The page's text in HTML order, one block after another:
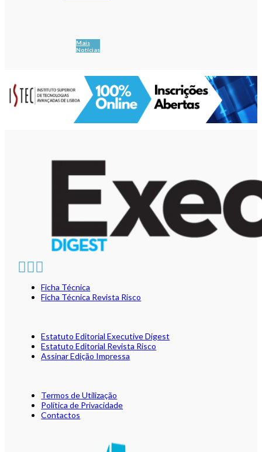
Mais
Notícias
Ficha Técnica
Ficha Técnica Revista Risco
Estatuto Editorial Executive Digest
Estatuto Editorial Revista Risco
Assinar Edição Impressa
Termos de Utilização
Política de Privacidade
Contactos